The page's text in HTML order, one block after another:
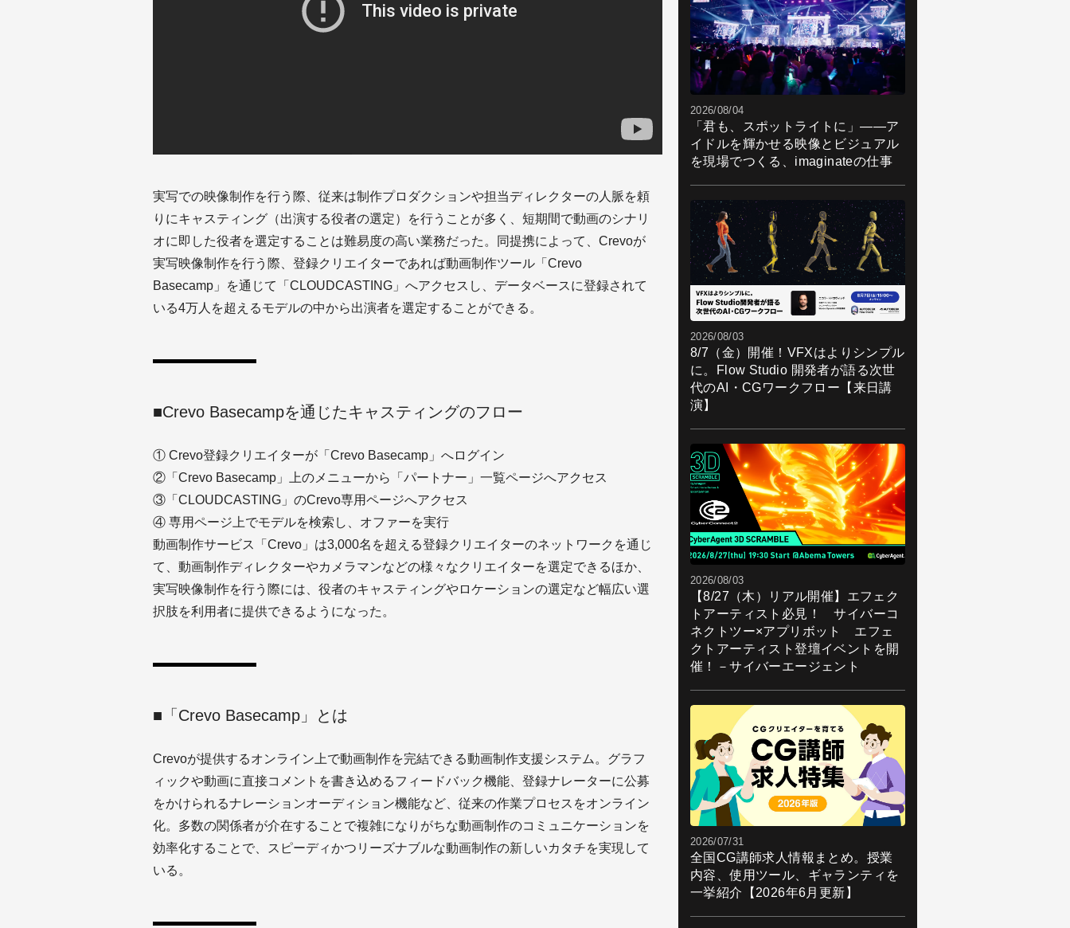
実写での映像制作を行う際、従来は制作プロダクションや担当ディレクターの人脈を頼
りにキャスティング（出演する役者の選定）を行うことが多く、短期間で動画のシナリ
オに即した役者を選定することは難易度の高い業務だった。同提携によって、Crevoが
実写映像制作を行う際、登録クリエイターであれば動画制作ツール「Crevo
Basecamp」を通じて「CLOUDCASTING」へアクセスし、データベースに登録されて
いる4万人を超えるモデルの中から出演者を選定することができる。
■Crevo Basecampを通じたキャスティングのフロー
① Crevo登録クリエイターが「Crevo Basecamp」へログイン
②「Crevo Basecamp」上のメニューから「パートナー」一覧ページへアクセス
③「CLOUDCASTING」のCrevo専用ページへアクセス
④ 専用ページ上でモデルを検索し、オファーを実行
動画制作サービス「Crevo」は3,000名を超える登録クリエイターのネットワークを通じ
て、動画制作ディレクターやカメラマンなどの様々なクリエイターを選定できるほか、
実写映像制作を行う際には、役者のキャスティングやロケーションの選定など幅広い選
択肢を利用者に提供できるようになった。
■「Crevo Basecamp」とは
Crevoが提供するオンライン上で動画制作を完結できる動画制作支援システム。グラフ
ィックや動画に直接コメントを書き込めるフィードバック機能、登録ナレーターに公募
をかけられるナレーションオーディション機能など、従来の作業プロセスをオンライン
化。多数の関係者が介在することで複雑になりがちな動画制作のコミュニケーションを
効率化することで、スピーディかつリーズナブルな動画制作の新しいカタチを実現して
いる。
2026/08/04
「君も、スポットライトに」――ア
イドルを輝かせる映像とビジュアル
を現場でつくる、imaginateの仕事
2026/08/03
8/7（金）開催！VFXはよりシンプル
に。Flow Studio 開発者が語る次世
代のAI・CGワークフロー【来日講
演】
2026/08/03
【8/27（木）リアル開催】エフェク
トアーティスト必見！ サイバーコ
ネクトツー×アプリボット エフェ
クトアーティスト登壇イベントを開
催！－サイバーエージェント
2026/07/31
全国CG講師求人情報まとめ。授業
内容、使用ツール、ギャランティを
一挙紹介【2026年6月更新】